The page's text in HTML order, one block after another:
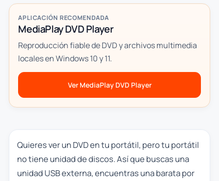
APLICACIÓN RECOMENDADA
MediaPlay DVD Player
Reproducción fiable de DVD y archivos multimedia
locales en Windows 10 y 11.
Ver MediaPlay DVD Player
Quieres ver un DVD en tu portátil, pero tu portátil
no tiene unidad de discos. Así que buscas una
unidad USB externa, encuentras una barata por